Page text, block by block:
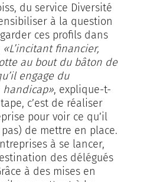
du service Diversité
à la question
ces profils dans
«L’incitant financier,
au bout du bâton de
engage du
handicap», explique-t-
c’est de réaliser
pour voir ce qu’il
de mettre en place.
à se lancer,
des délégués
à des mises en